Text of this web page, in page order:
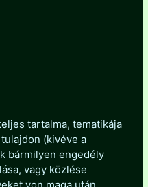
tartalma, tematikája
(kivéve a
bármilyen engedély
vagy közlése